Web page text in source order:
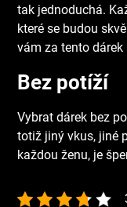
tak jednoduchá.
které se budou
vám za tento dárek
Bez potíží
Vybrat dárek bez
totiž jiný vkus, jiné
každou ženu, je